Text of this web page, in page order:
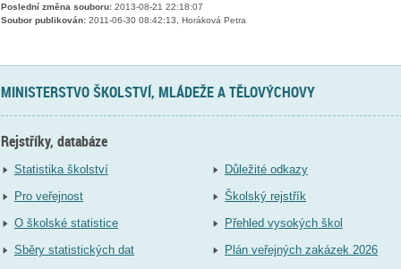
Poslední změna souboru:2013-08-21 22:18:07
Soubor publikován:2011-06-30 08:42:13, Horáková Petra
MINISTERSTVO ŠKOLSTVÍ, MLÁDEŽE A TĚLOVÝCHOVY
Rejstříky, databáze
Statistika školství
Pro veřejnost
O školské statistice
Sběry statistických dat
Důležité odkazy
Školský rejstřík
Přehled vysokých škol
Plán veřejných zakázek 2026